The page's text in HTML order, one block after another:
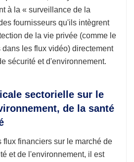
à la « surveillance de la
fournisseurs qu'ils intègrent
de la vie privée (comme le
les flux vidéo) directement
sécurité et d'environnement.
sectorielle sur le
de la santé
flux financiers sur le marché de
et de l'environnement, il est